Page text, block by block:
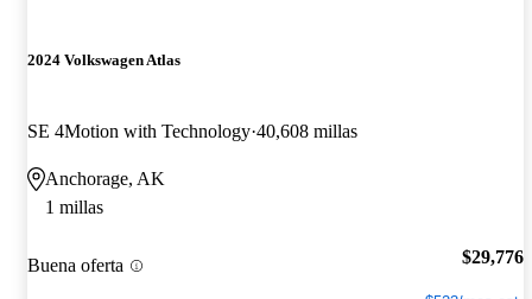
2024 Volkswagen Atlas
SE 4Motion with Technology 40,608 millas
Anchorage, AK
1 millas
Buena oferta $29,776